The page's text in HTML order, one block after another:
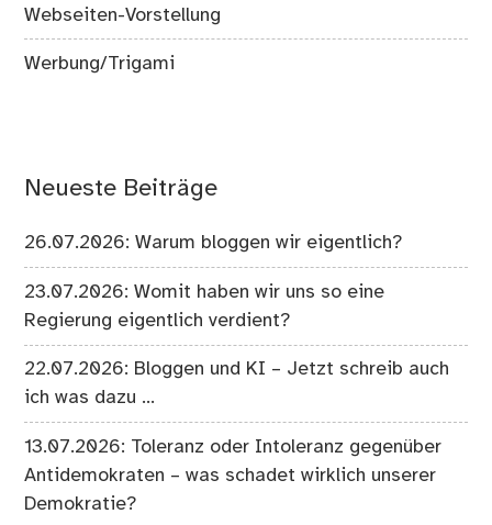
Webseiten-Vorstellung
Werbung/Trigami
Neueste Beiträge
26.07.2026: Warum bloggen wir eigentlich?
23.07.2026: Womit haben wir uns so eine
Regierung eigentlich verdient?
22.07.2026: Bloggen und KI – Jetzt schreib auch
ich was dazu …
13.07.2026: Toleranz oder Intoleranz gegenüber
Antidemokraten – was schadet wirklich unserer
Demokratie?